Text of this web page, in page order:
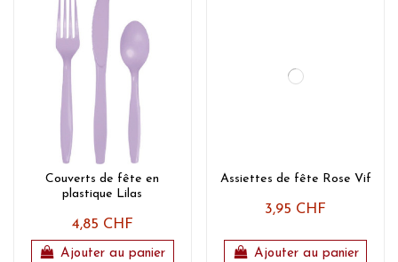
Couverts de fête en
plastique Lilas
4,85 CHF
Ajouter au panier
Assiettes de fête Rose Vif
3,95 CHF
Ajouter au panier